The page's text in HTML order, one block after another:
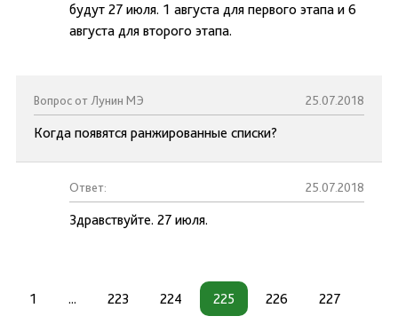
будут 27 июля. 1 августа для первого этапа и 6
августа для второго этапа.
Вопрос от Лунин МЭ 25.07.2018
Когда появятся ранжированные списки?
Ответ: 25.07.2018
Здравствуйте. 27 июля.
1 ... 223 224 225 226 227